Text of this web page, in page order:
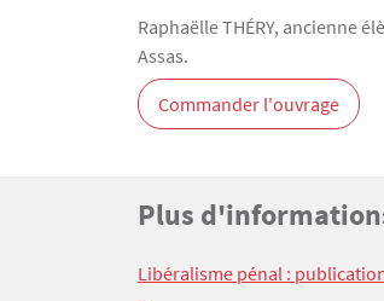
Raphaëlle THÉRY, ancienne
Assas.
Commander l'ouvrage
Bloc(s) libre(s)
Titre
Plus
Texte
Libéralisme pénal :